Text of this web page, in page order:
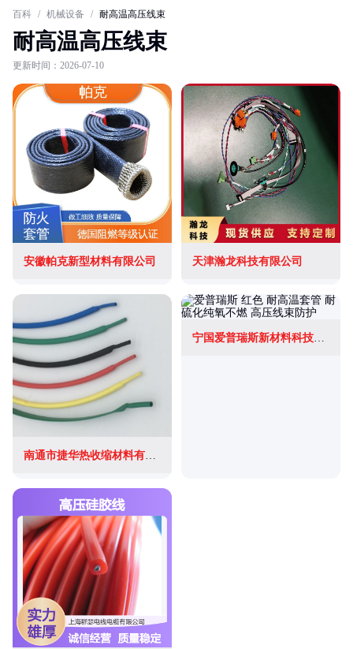
百科 / 机械设备 / 耐高温高压线束
耐高温高压线束
更新时间：2026-07-10
安徽帕克新型材料有限公司 天津瀚龙科技有限公司
南通市捷华热收缩材料有限公司